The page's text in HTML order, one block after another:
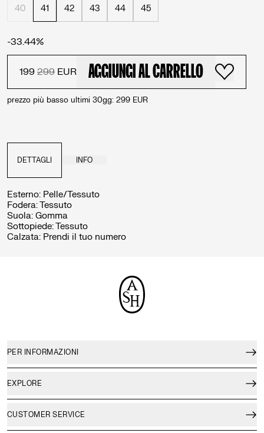
40 41 42 43 44 45
-33.44%
199 299 EUR AGGIUNGI AL CARRELLO
prezzo più basso ultimi 30gg: 299 EUR
DETTAGLI INFO
Esterno: Pelle/Tessuto
Fodera:Tessuto
Suola: Gomma
Sottopiede:Tessuto
Calzata: Prendi il tuo numero
PER INFORMAZIONI
EXPLORE
CUSTOMER SERVICE